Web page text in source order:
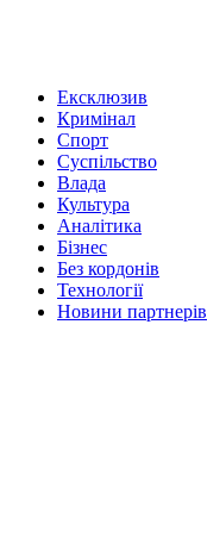
Ексклюзив
Кримінал
Спорт
Суспільство
Влада
Культура
Аналітика
Бізнес
Без кордонів
Технології
Новини партнерів